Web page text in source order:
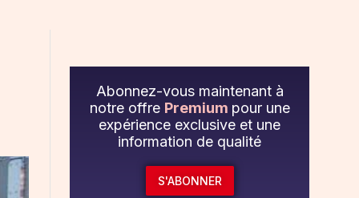
Abonnez-vous maintenant à
notre offre Premium pour une
expérience exclusive et une
information de qualité
S'ABONNER